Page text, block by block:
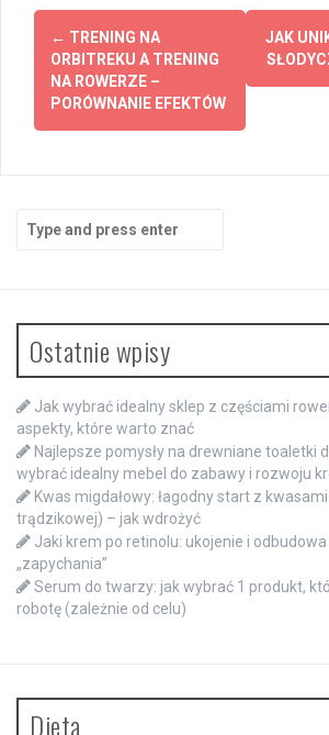
Post
navigation
← TRENING NA
ORBITREKU A TRENING
NA ROWERZE –
PORÓWNANIE EFEKTÓW
JAK
for:
Ostatnie wpisy
Jak wybrać idealny sklep z częściami
aspekty, które warto znać
Najlepsze pomysły na drewniane toaletki
wybrać idealny mebel do zabawy i rozwoju
Kwas migdałowy: łagodny start z
trądzikowej) – jak wdrożyć
Jaki krem po retinolu: ukojenie i
„zapychania”
Serum do twarzy: jak wybrać 1 produkt,
robotę (zależnie od celu)
Dieta